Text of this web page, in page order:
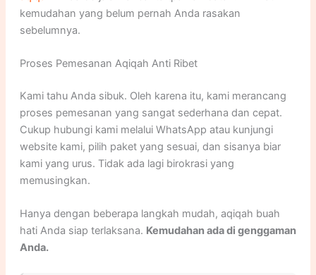
kemudahan yang belum pernah Anda rasakan
sebelumnya.
Proses Pemesanan Aqiqah Anti Ribet
Kami tahu Anda sibuk. Oleh karena itu, kami merancang
proses pemesanan yang sangat sederhana dan cepat.
Cukup hubungi kami melalui WhatsApp atau kunjungi
website kami, pilih paket yang sesuai, dan sisanya biar
kami yang urus. Tidak ada lagi birokrasi yang
memusingkan.
Hanya dengan beberapa langkah mudah, aqiqah buah
hati Anda siap terlaksana. Kemudahan ada di genggaman
Anda.